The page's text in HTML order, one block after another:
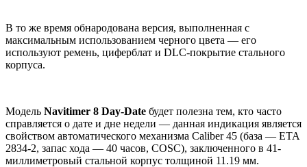
В то же время обнародована версия, выполненная с
максимальным использованием черного цвета — его
используют ремень, циферблат и DLC-покрытие стального
корпуса.
Модель Navitimer 8 Day-Date будет полезна тем, кто часто
справляется о дате и дне недели — данная индикация является
свойством автоматического механизма Caliber 45 (база — ETA
2834-2, запас хода — 40 часов, COSC), заключенного в 41-
миллиметровый стальной корпус толщиной 11.19 мм.